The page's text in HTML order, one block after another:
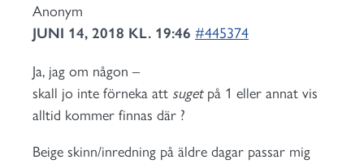
Anonym
JUNI 14, 2018 KL. 19:46 #445374
Ja, jag om någon –
skall jo inte förneka att sugetpå 1 eller annat vis
alltid kommer finnas där ?
Beige skinn/inredning på äldre dagar passar mig